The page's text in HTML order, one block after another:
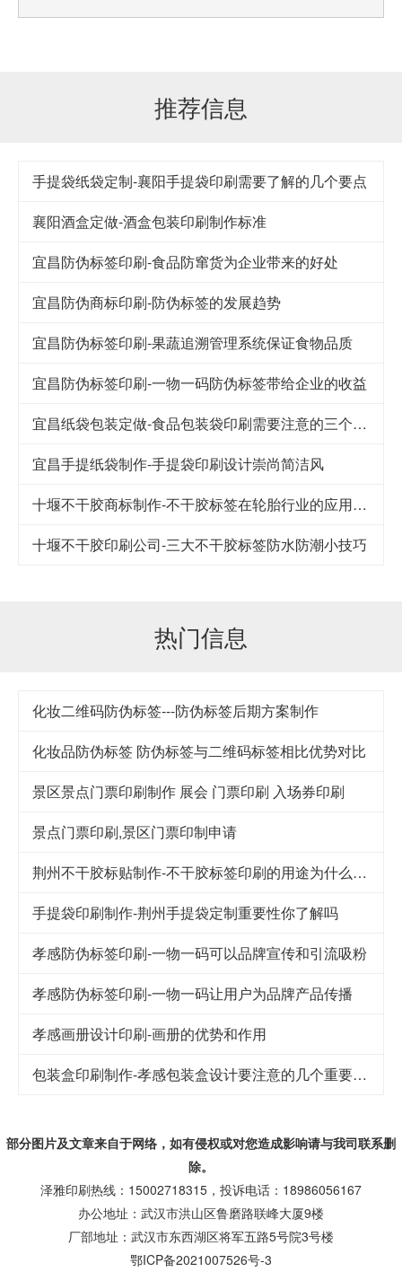
推荐信息
手提袋纸袋定制-襄阳手提袋印刷需要了解的几个要点
襄阳酒盒定做-酒盒包装印刷制作标准
宜昌防伪标签印刷-食品防窜货为企业带来的好处
宜昌防伪商标印刷-防伪标签的发展趋势
宜昌防伪标签印刷-果蔬追溯管理系统保证食物品质
宜昌防伪标签印刷-一物一码防伪标签带给企业的收益
宜昌纸袋包装定做-食品包装袋印刷需要注意的三个细节
宜昌手提纸袋制作-手提袋印刷设计崇尚简洁风
十堰不干胶商标制作-不干胶标签在轮胎行业的应用及其发展
十堰不干胶印刷公司-​三大不干胶标签防水防潮小技巧
热门信息
化妆二维码防伪标签---防伪标签后期方案制作
化妆品防伪标签 防伪标签与二维码标签相比优势对比
景区景点门票印刷制作 展会 门票印刷 入场券印刷
景点门票印刷,景区门票印制申请
荆州不干胶标贴制作-不干胶标签印刷的用途为什么这么广泛
手提袋印刷制作-荆州手提袋定制重要性你了解吗
孝感防伪标签印刷-一物一码可以品牌宣传和引流吸粉
孝感防伪标签印刷-一物一码让用户为品牌产品传播
孝感画册设计印刷-画册的优势和作用
包装盒印刷制作-孝感包装盒设计要注意的几个重要因素
部分图片及文章来自于网络，如有侵权或对您造成影响请与我司联系删
除。
泽雅印刷热线：15002718315，投诉电话：18986056167
办公地址：武汉市洪山区鲁磨路联峰大厦9楼
厂部地址：武汉市东西湖区将军五路5号院3号楼
鄂ICP备2021007526号-3